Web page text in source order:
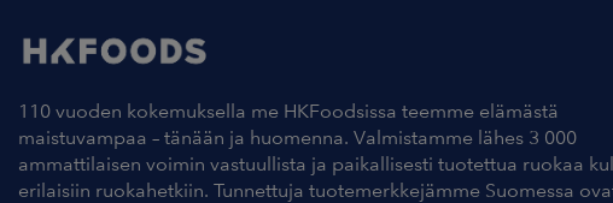
110 vuoden kokemuksella me HKFoodsissa teemme elämästä
maistuvampaa – tänään ja huomenna. Valmistamme lähes 3 000
ammattilaisen voimin vastuullista ja paikallisesti tuotettua ruokaa
erilaisiin ruokahetkiin. Tunnettuja tuotemerkkejämme Suomessa